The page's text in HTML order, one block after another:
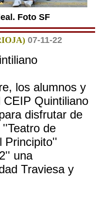
Foto SF
07-11-22
los alumnos y
CEIP Quintiliano
disfrutar de
de
Principito''
una
Traviesa y